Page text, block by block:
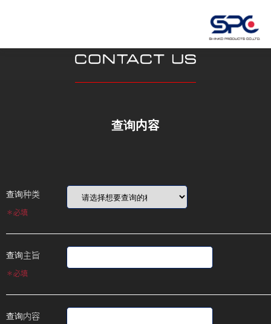
查询内容
查询种类
＊必填
查询主旨
＊必填
查询内容